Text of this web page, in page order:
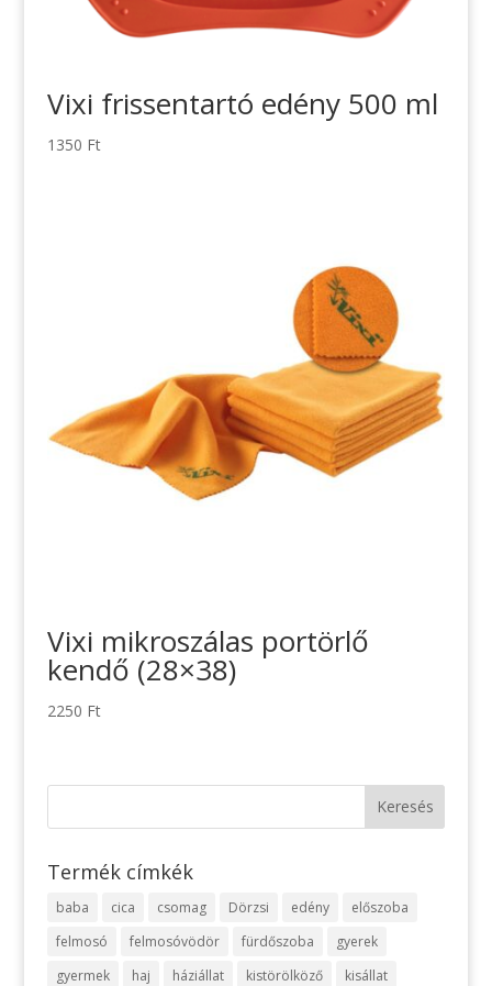
Vixi frissentartó edény 500 ml
1350 Ft
Vixi mikroszálas portörlő
kendő (28×38)
2250 Ft
Termék címkék
baba cica csomag Dörzsi edény
előszoba
felmosó
felmosóvödör fürdőszoba
gyerek
gyermek
haj háziállat kistörölköző kisállat